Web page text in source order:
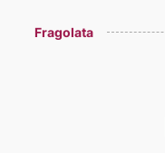
Fragolata